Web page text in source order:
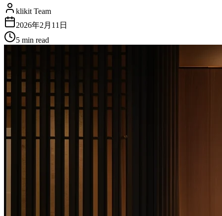
klikit Team
2026年2月11日
5 min read